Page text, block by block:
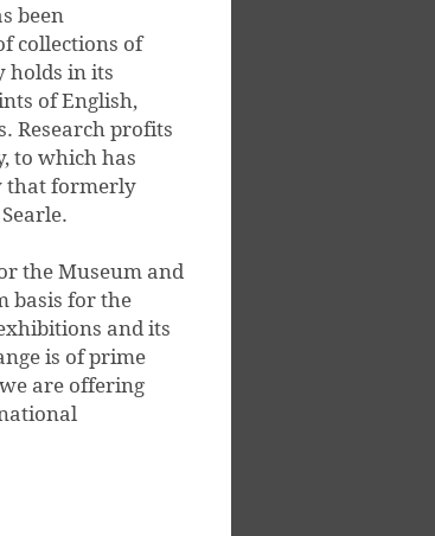
been
collections of
holds in its
of English,
Research profits
to which has
that formerly
the Museum and
basis for the
and its
is of prime
are offering